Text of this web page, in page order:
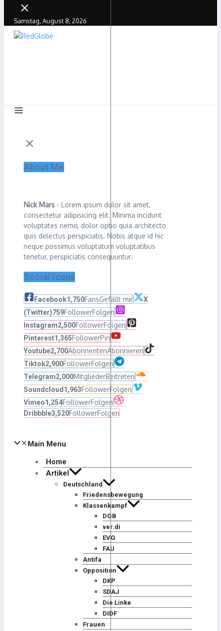
Samstag, August 8, 2026
About Me
Nick Mars - Lorem ipsum dolor sit amet,
consectetur adipisicing elit. Minima incidunt
voluptates nemo, dolor optio quia architecto
quis delectus perspiciatis. Nobis atque id hic
neque possimus voluptatum voluptatibus
tenetur, perspiciatis consequuntur.
Social Icons
Facebook1,750FansGefällt mir
X
(Twitter)759FollowerFolgen
Instagram2,500FollowerFolgen
Pinterest1,365FollowerPin
Youtube2,700AbonnentenAbonnieren
Tiktok2,900FollowerFolgen
Telegram2,000MitgliederBeitreten
Soundcloud 1,963FollowerFolgen
Vimeo1,254FollowerFolgen
Dribbble3,520FollowerFolgen
Main Menu
Home
Artikel
Deutschland
Friedensbewegung
Klassenkampf
DGB
ver.di
EVG
FAU
Antifa
Opposition
DKP
SDAJ
Die Linke
DIDF
Frauen